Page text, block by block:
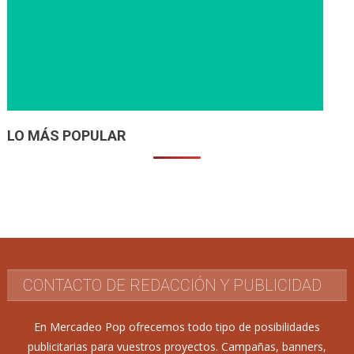
LO MÁS POPULAR
CONTACTO DE REDACCIÓN Y PUBLICIDAD
En Mercadeo Pop ofrecemos todo tipo de posibilidades
publicitarias para vuestros proyectos. Campañas, banners,